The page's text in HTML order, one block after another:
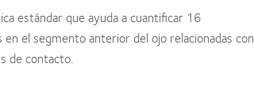
estándar que ayuda a cuantificar 16
en el segmento anterior del ojo relacionadas con
de contacto.